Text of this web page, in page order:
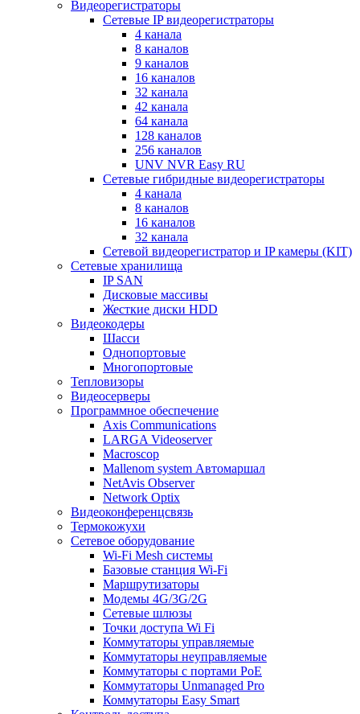
Видеорегистраторы
Сетевые IP видеорегистраторы
4 канала
8 каналов
9 каналов
16 каналов
32 канала
42 канала
64 канала
128 каналов
256 каналов
UNV NVR Easy RU
Сетевые гибридные видеорегистраторы
4 канала
8 каналов
16 каналов
32 канала
Сетевой видеорегистратор и IP камеры (KIT)
Сетевые хранилища
IP SAN
Дисковые массивы
Жесткие диски HDD
Видеокодеры
Шасси
Однопортовые
Многопортовые
Тепловизоры
Видеосерверы
Программное обеспечение
Axis Communications
LARGA Videoserver
Macroscop
Mallenom system Автомаршал
NetAvis Observer
Network Optix
Видеоконференцсвязь
Термокожухи
Сетевое оборудование
Wi-Fi Mesh системы
Базовые станция Wi-Fi
Маршрутизаторы
Модемы 4G/3G/2G
Сетевые шлюзы
Точки доступа Wi Fi
Коммутаторы управляемые
Коммутаторы неуправляемые
Коммутаторы с портами PoE
Коммутаторы Unmanaged Pro
Коммутаторы Easy Smart